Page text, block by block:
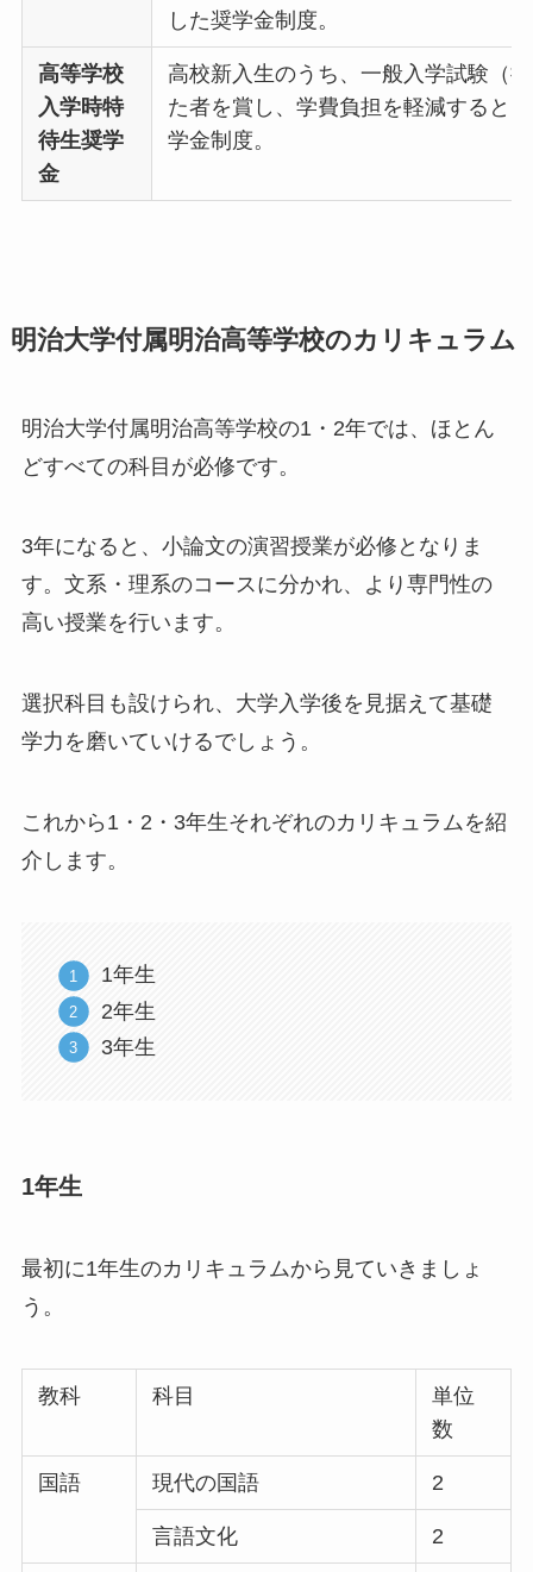
した奨学金制度。
高等学校
入学時特
待生奨学
金
高校新入生のうち、一般入学試験（
た者を賞し、学費負担を軽減すると
学金制度。
明治大学付属明治高等学校のカリキュラム
明治大学付属明治高等学校の1・2年では、ほとん
どすべての科目が必修です。
3年になると、小論文の演習授業が必修となりま
す。文系・理系のコースに分かれ、より専門性の
高い授業を行います。
選択科目も設けられ、大学入学後を見据えて基礎
学力を磨いていけるでしょう。
これから1・2・3年生それぞれのカリキュラムを紹
介します。
1年生
2年生
3年生
1年生
最初に1年生のカリキュラムから見ていきましょ
う。
教科 科目
単位
数
国語 現代の国語 2
言語文化 2